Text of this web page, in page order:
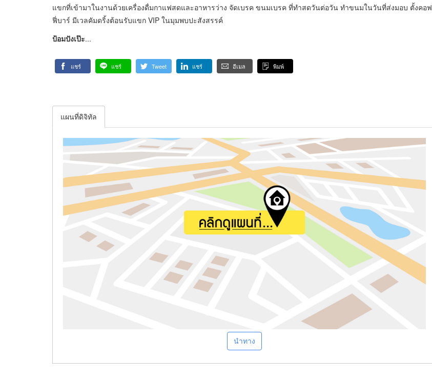
แขกที่เข้ามาในงานด้วยเครื่องดื่มกาแฟสดและอาหารว่าง จัดเบรค ขนมเบรค ที่ทำสดวันต่อวัน ทำขนมในวันที่ส่งมอบ ตั้งคอฟ
ฟี่บาร์ มีเวลคัมดริ้งต้อนรับแขก VIP ในมุมพบปะสังสรรค์
ป้อมปังเป๊ะ...
แชร์ แชร์ Tweet แชร์ อีเมล พิมพ์
แผนที่ดิจิทัล
นำทาง